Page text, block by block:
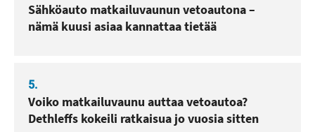
Sähköauto matkailuvaunun vetoautona –
nämä kuusi asiaa kannattaa tietää
5.
Voiko matkailuvaunu auttaa vetoautoa?
Dethleffs kokeili ratkaisua jo vuosia sitten